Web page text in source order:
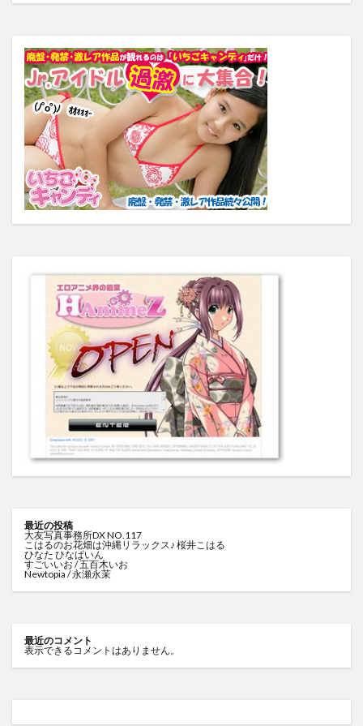
最近の投稿
大友写真事務所DX NO.117
こはるのお花畑は沖縄リラックス♪ 桜井こはる
ひなた ひなぱいん
すごいいお / 五百木いお
Newtopia / 永瀬永茉
最近のコメント
表示できるコメントはありません。